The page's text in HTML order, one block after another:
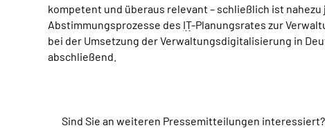
kompetent und überaus relevant – schließlich ist
Abstimmungsprozesse des IT-Planungsrates zur
bei der Umsetzung der Verwaltungsdigitalisierung in
abschließend.
Sind Sie an weiteren Pressemitteilungen interessiert?